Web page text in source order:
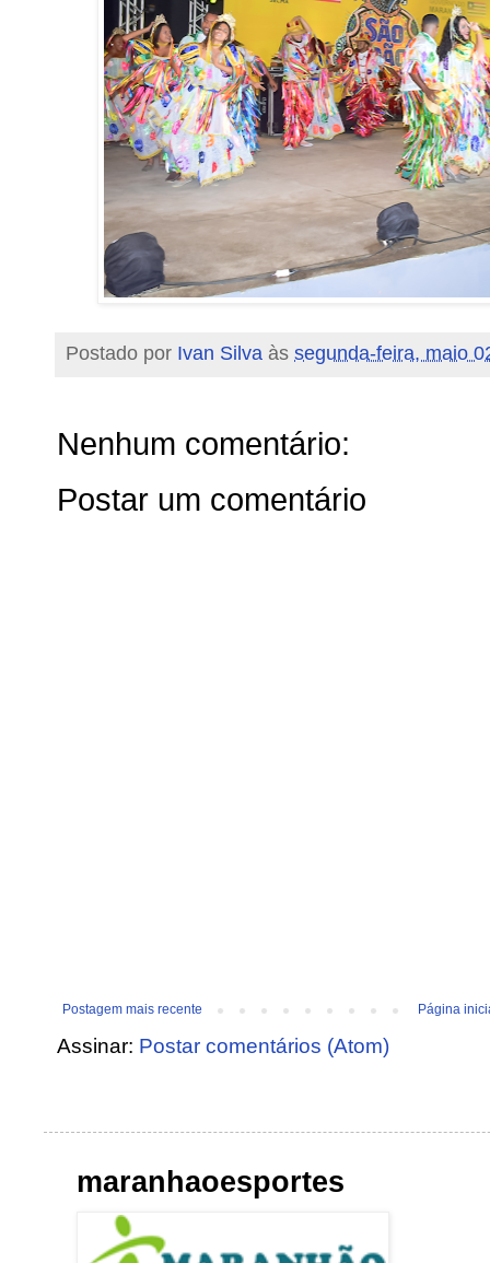
Postado por Ivan Silva às segunda-feira, maio
Nenhum comentário:
Postar um comentário
Postagem mais recente Página
Assinar: Postar comentários (Atom)
maranhaoesportes